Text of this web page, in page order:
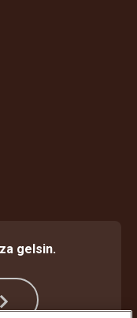
gelsin.